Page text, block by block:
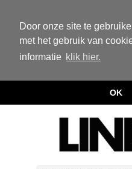
Door onze site te
met het gebruik van
informatie klik hier.
OK